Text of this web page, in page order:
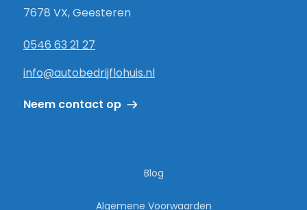
7678 VX, Geesteren
0546 63 21 27
info@autobedrijflohuis.nl
Neem contact op
Blog
Algemene Voorwaarden